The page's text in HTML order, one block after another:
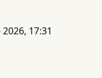
17:31